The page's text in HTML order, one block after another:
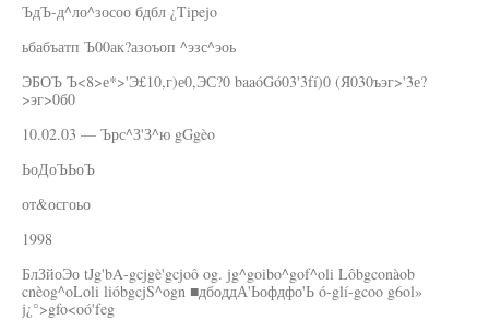
ЪдЪ-д^ло^зосоо бдбл ¿Tipejo
ьбабъатп Ъ00ак?азоъоп ^эзс^эоь
ЭБОЪ Ъ<8>е*>'Э£10,г)е0,ЭС?0 baaóGó03'3fí)0 (Я030ъэг>'3е?
>эг>0б0
10.02.03 — Ърс^З'З^ю gGgèo
ЬоДоЪЬоЪ
от&осгоьо
1998
БлЗйоЭо tJg'bA-gcjgè'gcjoô og. jg^goibo^gof^oli Lôbgconàob
cnèog^oLoli lióbgcjS^ogn ■дбоддА'Ьофдфо'Ь ó-glí-gcoo g6ol»
j¿°>gfo<oó'feg